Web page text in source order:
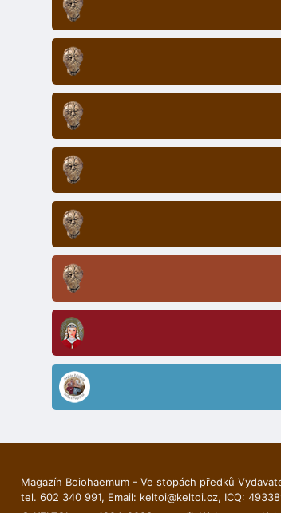
Magazín Boiohaemum - Ve stopách předků
tel. 602 340 991, Email: keltoi@keltoi.cz, ICQ: